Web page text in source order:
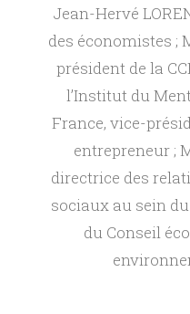
Jean-Hervé
des économistes ;
président de la
l’Institut du
France, vice-
entrepreneur ;
directrice des
sociaux au sein
du Conseil